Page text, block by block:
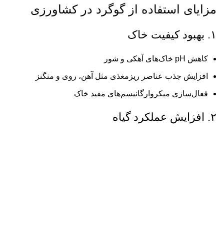
مزایای استفاده از گوگرد در کشاورزی
۱. بهبود کیفیت خاک
کاهش pH خاک‌های آهکی و شور
افزایش جذب عناصر ریزمغذی مثل آهن، روی و منگنز
فعال‌سازی میکروارگانیسم‌های مفید خاک
۲. افزایش عملکرد گیاه